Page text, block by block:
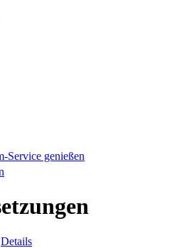
Service genießen
Details